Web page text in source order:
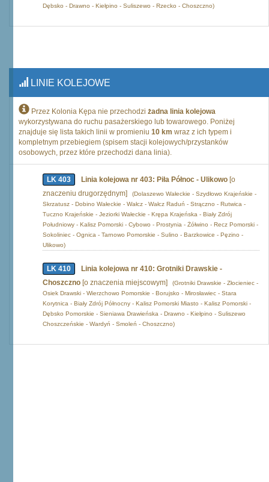
Dębsko - Drawno - Kiełpino - Suliszewo - Rzecko - Choszczno)
LINIE KOLEJOWE
Przez Kolonia Kępa nie przechodzi żadna linia kolejowa
wykorzystywana do ruchu pasażerskiego lub towarowego. Poniżej
znajduje się lista takich linii w promieniu 10 km wraz z ich typem i
kompletnym przebiegiem (spisem stacji kolejowych/przystanków
osobowych, przez które przechodzi dana linia).
LK 403 Linia kolejowa nr 403: Piła Północ - Ulikowo [o
znaczeniu drugorzędnym]
(Dolaszewo Wałeckie - Szydłowo Krajeńskie -
Skrzatusz - Dobino Wałeckie - Wałcz - Wałcz Raduń - Strączno - Rutwica -
Tuczno Krajeńskie - Jeziorki Wałeckie - Krępa Krajeńska - Biały Zdrój
Południowy - Kalisz Pomorski - Cybowo - Prostynia - Żółwino - Recz Pomorski -
Sokoliniec - Ognica - Tarnowo Pomorskie - Sulino - Barzkowice - Pęzino -
Ulikowo)
LK 410
Linia kolejowa nr 410: Grotniki Drawskie -
Choszczno [o znaczenia miejscowym]
(Grotniki Drawskie - Złocieniec -
Osiek Drawski - Wierzchowo Pomorskie - Borujsko - Mirosławiec - Stara
Korytnica - Biały Zdrój Północny - Kalisz Pomorski Miasto - Kalisz Pomorski -
Dębsko Pomorskie - Sieniawa Drawieńska - Drawno - Kiełpino - Suliszewo
Choszczeńskie - Wardyń - Smoleń - Choszczno)